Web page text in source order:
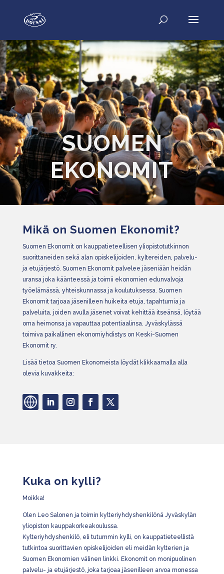
SUOMEN
EKONOMIT
Mikä on Suomen Ekonomit?
Suomen Ekonomit on kauppatieteellisen yliopistotutkinnon
suorittaneiden sekä alan opiskelijoiden, kyltereiden, palvelu-
ja etujärjestö. Suomen Ekonomit palvelee jäseniään heidän
uransa joka käänteessä ja toimii ekonomien edunvalvoja
työelämässä, yhteiskunnassa ja koulutuksessa. Suomen
Ekonomit tarjoaa jäsenilleen huikeita etuja, tapahtumia ja
palveluita, joiden avulla jäsenet voivat kehittää itseänsä, löytää
oma heimonsa ja vapauttaa potentiaalinsa. Jyväskylässä
toimiva paikallinen ekonomiyhdistys on Keski-Suomen
Ekonomit ry.
Lisää tietoa Suomen Ekonomeista löydät klikkaamalla alla
olevia kuvakkeita:
Kuka on kylli?
Moikka!
Olen Leo Salonen ja toimin kylteriyhdyshenkilönä Jyväskylän
yliopiston kauppakorkeakoulussa.
Kylteriyhdyshenkilö, eli tutummin kylli, on kauppatieteellistä
tutkintoa suorittavien opiskelijoiden eli meidän kylterien ja
Suomen Ekonomien välinen linkki. Ekonomit on monipuolinen
palvelu- ja etujärjestö, joka tarjoaa jäsenilleen arvoa monessa